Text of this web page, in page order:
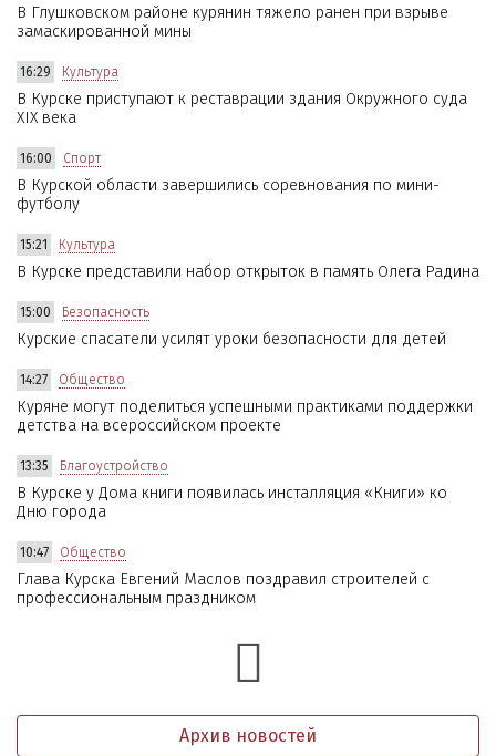
В Глушковском районе курянин тяжело ранен при взрыве
замаскированной мины
16:29 Культура
В Курске приступают к реставрации здания Окружного суда
XIX века
16:00 Спорт
В Курской области завершились соревнования по мини-
футболу
15:21 Культура
В Курске представили набор открыток в память Олега Радина
15:00 Безопасность
Курские спасатели усилят уроки безопасности для детей
14:27 Общество
Куряне могут поделиться успешными практиками поддержки
детства на всероссийском проекте
13:35 Благоустройство
В Курске у Дома книги появилась инсталляция «Книги» ко
Дню города
10:47 Общество
Глава Курска Евгений Маслов поздравил строителей с
профессиональным праздником
Архив новостей